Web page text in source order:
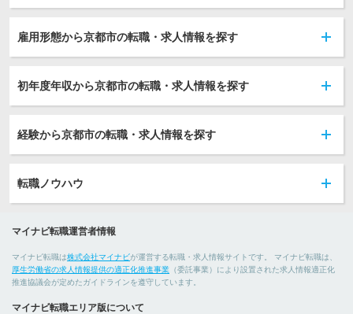
雇用形態から京都市の転職・求人情報を探す
初年度年収から京都市の転職・求人情報を探す
経験から京都市の転職・求人情報を探す
転職ノウハウ
マイナビ転職運営者情報
マイナビ転職は株式会社マイナビが運営する転職・求人情報サイトです。 マイナビ転職は、
厚生労働省の求人情報提供の適正化推進事業 （委託事業）により設置された求人情報適正化
推進協議会が定めたガイドラインを遵守しています。
マイナビ転職エリア版について